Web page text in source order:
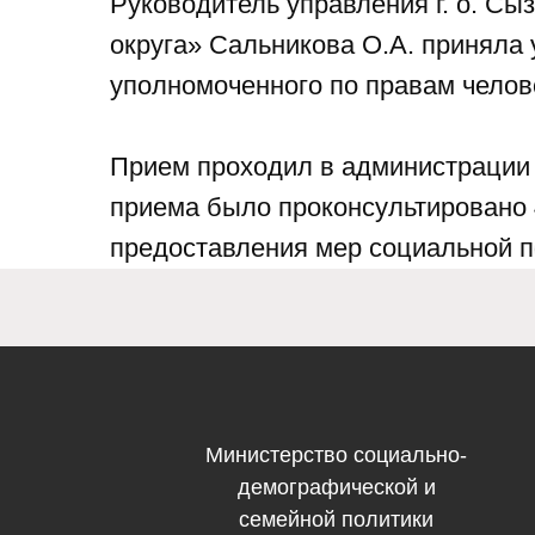
округа» Сальникова О.А. приняла
уполномоченного по правам
Прием проходил в
приема было
предоставления мер социальной
Министерство социально-
демографической и
семейной политики